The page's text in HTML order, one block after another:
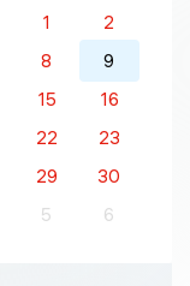
1
2
8
9
15
16
22
23
29
30
5 6